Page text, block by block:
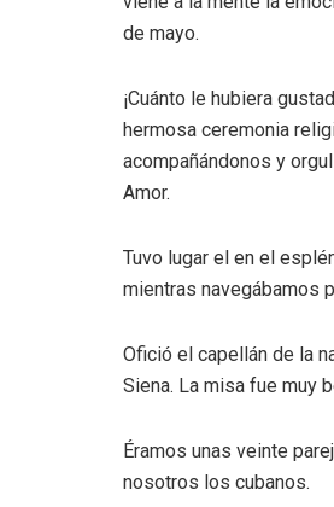
de mayo.
¡Cuánto le hubiera
hermosa ceremonia
acompañándonos y
Amor.
Tuvo lugar el en el
mientras navegábamos
Ofició el capellán de la
Siena. La misa fue muy
Éramos unas veinte
nosotros los cubanos.